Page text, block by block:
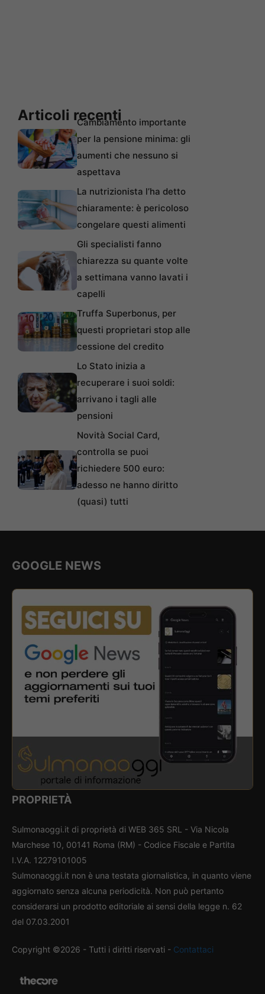
Articoli recentiCambiamento importante
per la pensione minima: gli
aumenti che nessuno si
aspettava
La nutrizionista l’ha detto
chiaramente: è pericoloso
congelare questi alimenti
Gli specialisti fanno
chiarezza su quante volte
a settimana vanno lavati i
capelli
Truffa Superbonus, per
questi proprietari stop alle
cessione del credito
Lo Stato inizia a
recuperare i suoi soldi:
arrivano i tagli alle
pensioni
Novità Social Card,
controlla se puoi
richiedere 500 euro:
adesso ne hanno diritto
(quasi) tutti
GOOGLE NEWS
PROPRIETÀ
Sulmonaoggi.it di proprietà di WEB 365 SRL - Via Nicola
Marchese 10, 00141 Roma (RM) - Codice Fiscale e Partita
I.V.A. 12279101005
Sulmonaoggi.it non è una testata giornalistica, in quanto viene
aggiornato senza alcuna periodicità. Non può pertanto
considerarsi un prodotto editoriale ai sensi della legge n. 62
del 07.03.2001
Copyright ©2026 - Tutti i diritti riservati - Contattaci